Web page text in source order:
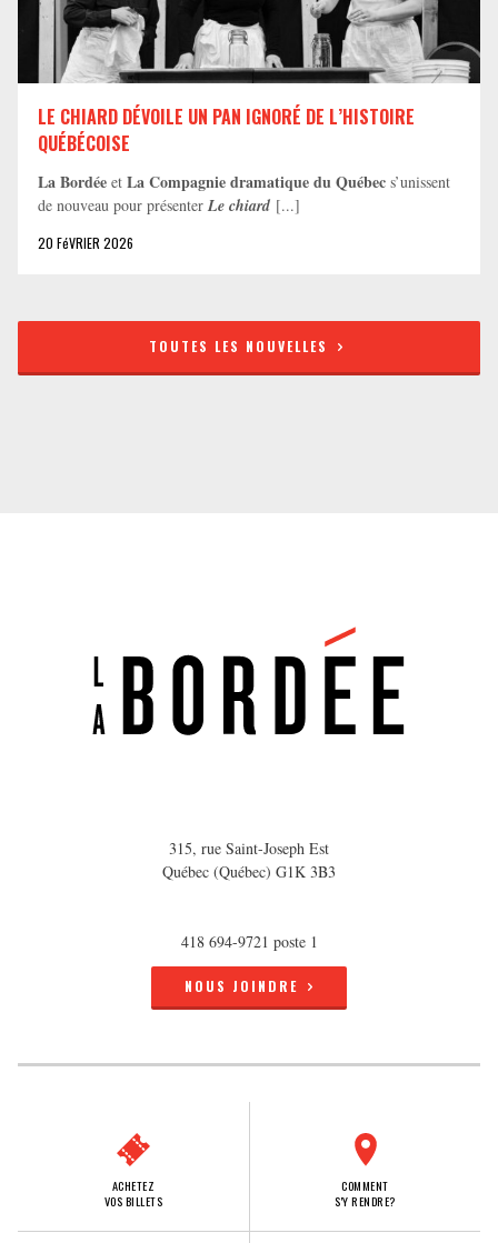
LE CHIARD DÉVOILE UN PAN IGNORÉ DE L’HISTOIRE
QUÉBÉCOISE
La Bordée et La Compagnie dramatique du Québec s’unissent
de nouveau pour présenter Le chiard [...]
20 FéVRIER 2026
TOUTES LES NOUVELLES
315, rue Saint-Joseph Est
Québec (Québec) G1K 3B3
418 694-9721 poste 1
NOUS JOINDRE
ACHETEZ
VOS BILLETS
COMMENT
S'Y RENDRE?